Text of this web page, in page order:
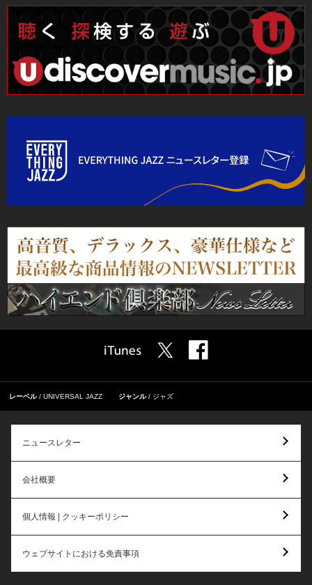
レーベル UNIVERSAL JAZZ ジャンル ジャズ
ニュースレター
会社概要
個人情報 | クッキーポリシー
ウェブサイトにおける免責事項